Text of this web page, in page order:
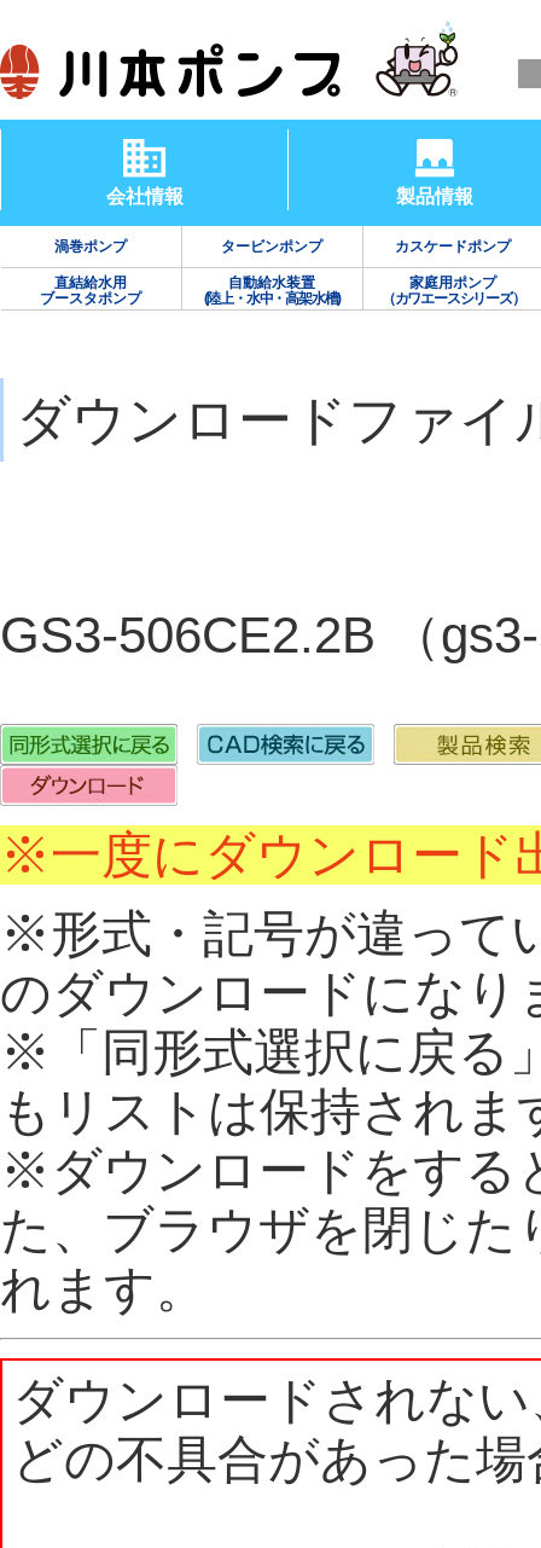
会社情報 製品情報
渦巻ポンプ タービンポンプ カスケードポンプ
直結給水用
ブースタポンプ
自動給水装置
(陸上・水中・高架水槽)
家庭用ポンプ
（カワエースシリーズ）
ダウンロードファイ
GS3-506CE2.2B （
※一度にダウンロード
※形式・記号が違って
のダウンロードになり
※「同形式選択に戻る
もリストは保持されま
※ダウンロードをする
た、ブラウザを閉じた
れます。
ダウンロードされな
どの不具合があった